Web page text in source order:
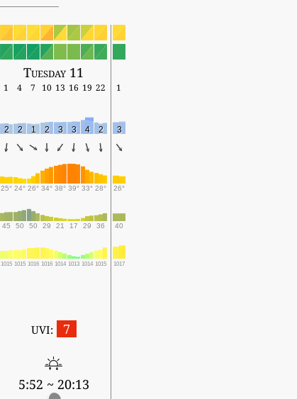
Tuesday 11
1 4 7 10 13 16 19 22
1
2 2 1 2 3 3 4 2 3
25° 24° 26° 34° 38° 39° 33° 28° 26°
45 50 50 29 21 17 29 36 40
1015 1015 1016 1016 1014 1013 1014 1015 1017
UVI: 7
5:52 ~ 20:13